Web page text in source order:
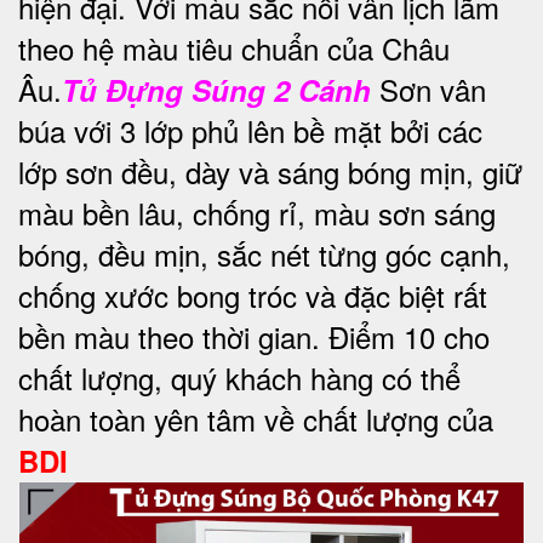
theo hệ màu tiêu chuẩn của Châu
Âu.Tủ Đựng Súng 2 Cánh Sơn vân
búa với 3 lớp phủ lên bề mặt bởi các
lớp sơn đều, dày và sáng bóng mịn, giữ
màu bền lâu, chống rỉ, màu sơn sáng
bóng, đều mịn, sắc nét từng góc cạnh,
chống xước bong tróc và đặc biệt rất
bền màu theo thời gian. Điểm 10 cho
chất lượng, quý khách hàng có thể
hoàn toàn yên tâm về chất lượng của
BDI